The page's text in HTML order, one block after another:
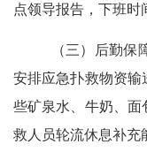
点领导报告，下班时
（三）后勤保
安排应急扑救物资输
些矿泉水、牛奶、面
救人员轮流休息补充